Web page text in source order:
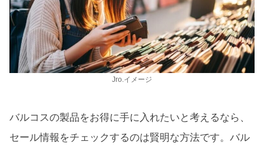
Jro.イメージ
バルコスの製品をお得に手に入れたいと考えるなら、
セール情報をチェックするのは賢明な方法です。バル